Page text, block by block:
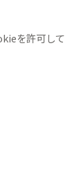
を許可して